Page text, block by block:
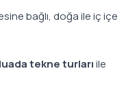
bağlı, doğa ile iç içe
tekne turlarıile